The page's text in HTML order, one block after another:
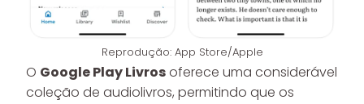
Reprodução: App Store/Apple
O Google Play Livrosoferece uma considerável
coleção de audiolivros, permitindo que os